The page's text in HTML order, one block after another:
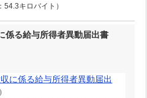
54.3キロバイト）
係る給与所得者異動届出書
に係る給与所得者異動届出